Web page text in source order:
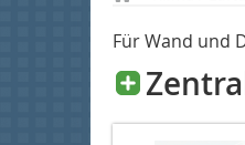
Für Wand und